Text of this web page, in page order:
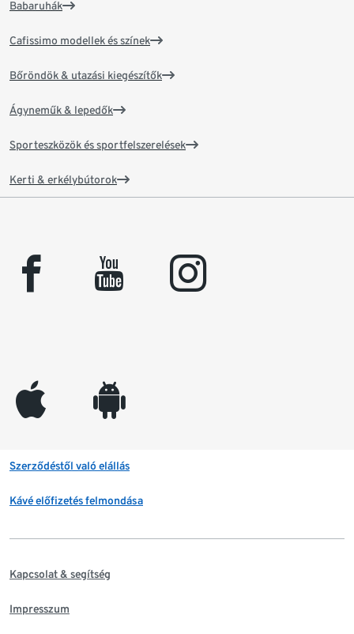
Babaruhák
Cafissimo modellek és színek
Bőröndök & utazási kiegészítők
Ágyneműk & lepedők
Sporteszközök és sportfelszerelések
Kerti & erkélybútorok
facebook youtube instagram
appleinc android
Szerződéstől való elállás
Kávé előfizetés felmondása
Kapcsolat & segítség
Impresszum